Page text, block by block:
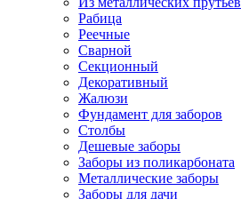
Рабица
Реечные
Сварной
Секционный
Декоративный
Жалюзи
Фундамент для заборов
Столбы
Дешевые заборы
Заборы из поликарбоната
Металлические заборы
Заборы для дачи